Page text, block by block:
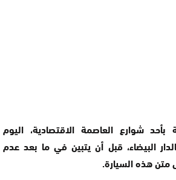
شوارع العاصمة الاقتصادية، اليوم
البيضاء، قبل أن يتبين في ما بعد عدم
هذه السيارة.